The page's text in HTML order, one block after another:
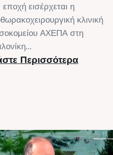
εισέρχεται η
κλινική
ΑΧΕΠΑ στη
Περισσότερα